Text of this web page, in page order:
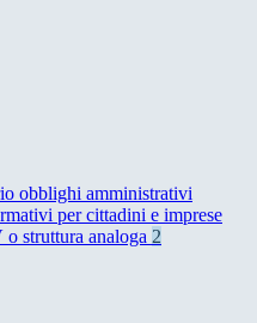
obblighi amministrativi
per cittadini e imprese
struttura analoga 2